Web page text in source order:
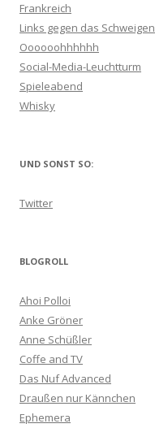
Frankreich
Links gegen das Schweigen
Oooooohhhhhh
Social-Media-Leuchtturm
Spieleabend
Whisky
UND SONST SO:
Twitter
BLOGROLL
Ahoi Polloi
Anke Gröner
Anne Schüßler
Coffe and TV
Das Nuf Advanced
Draußen nur Kännchen
Ephemera